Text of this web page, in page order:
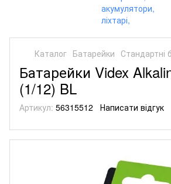
Каталог Батарейки Стандартні
Батарейки Videx
(1/12) BL
Артикул: 56315512 Написати відгук